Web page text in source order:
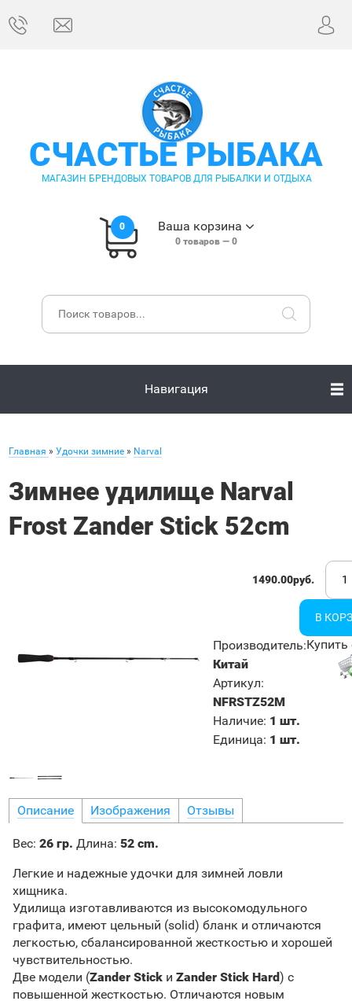
СЧАСТЬЕ РЫБАКА
МАГАЗИН БРЕНДОВЫХ ТОВАРОВ ДЛЯ РЫБАЛКИ И ОТДЫХА
0 Ваша корзина
0товаров — 0
Навигация
Главная » Удочки зимние » Narval
Зимнее удилище Narval
Frost Zander Stick 52cm
1490.00руб.
Производитель:
Китай
Артикул:
NFRSTZ52M
Наличие: 1 шт.
Единица: 1 шт.
Купить
Описание Изображения Отзывы
Вес: 26 гр. Длина: 52 cm.
Легкие и надежные удочки для зимней ловли
хищника.
Удилища изготавливаются из высокомодульного
графита, имеют цельный (solid) бланк и отличаются
легкостью, сбалансированной жесткостью и хорошей
чувствительностью.
Две модели (Zander Stickи Zander Stick Hard) с
повышенной жесткостью. Отличаются новым